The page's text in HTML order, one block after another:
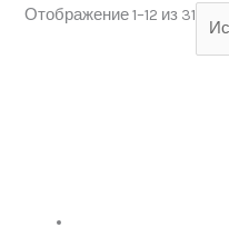
Отображение 1–12 из 31